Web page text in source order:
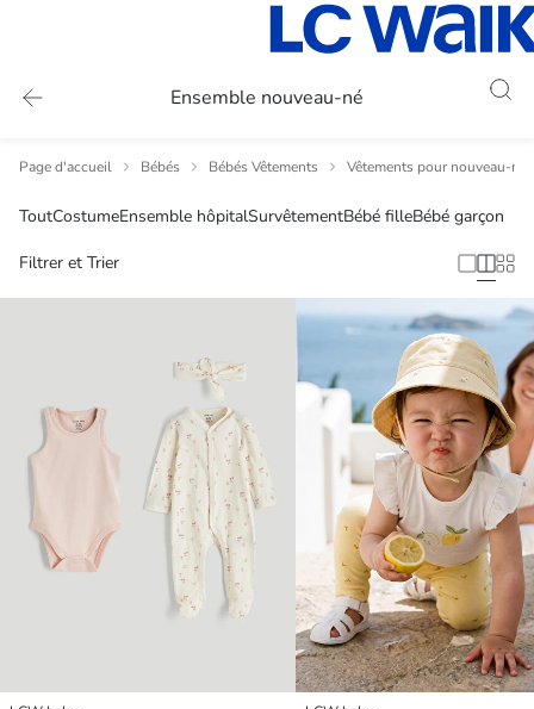
Ensemble nouveau-né
Page d'accueil Bébés Bébés Vêtements Vêtements pour nouveau-nés
ToutCostumeEnsemble hôpitalSurvêtementBébé filleBébé garçon
Filtrer et Trier